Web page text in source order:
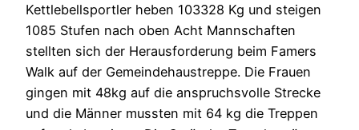
Kettlebellsportler heben 103328 Kg und steigen
1085 Stufen nach oben Acht Mannschaften
stellten sich der Herausforderung beim Famers
Walk auf der Gemeindehaustreppe. Die Frauen
gingen mit 48kg auf die anspruchsvolle Strecke
und die Männer mussten mit 64 kg die Treppen